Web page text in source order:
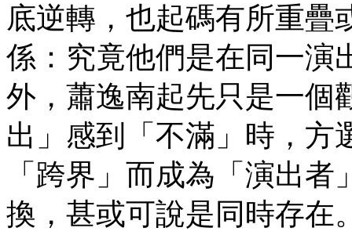
底逆轉，也起碼有所重疊
係：究竟他們是在同一演
外，蕭逸南起先只是一個
出」感到「不滿」時，方
「跨界」而成為「演出
換，甚或可說是同時存在